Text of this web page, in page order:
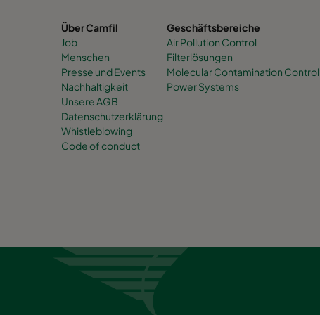
Über Camfil
Job
Menschen
Presse und Events
Nachhaltigkeit
Unsere AGB
Datenschutzerklärung
Whistleblowing
Code of conduct
Geschäftsbereiche
Air Pollution Control
Filterlösungen
Molecular Contamination Control
Power Systems